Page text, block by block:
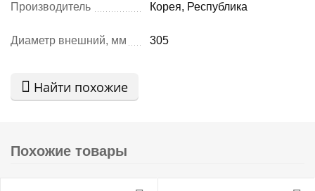
Производитель Корея, Республика
Диаметр внешний, мм 305
Найти похожие
Похожие товары